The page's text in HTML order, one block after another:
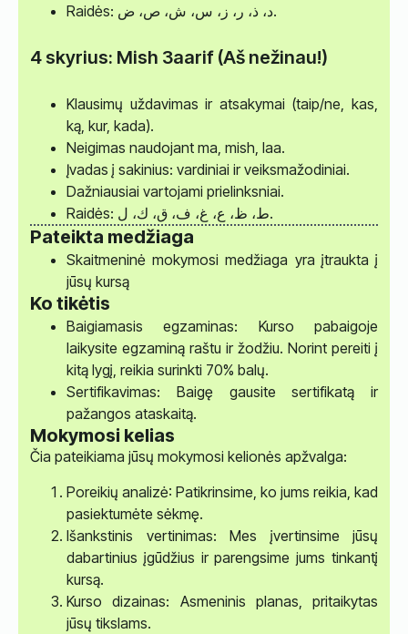
Raidės: د، ذ، ر، ز، س، ش، ص، ض.
4 skyrius: Mish 3aarif (Aš nežinau!)
Klausimų uždavimas ir atsakymai (taip/ne, kas,
ką, kur, kada).
Neigimas naudojant ma, mish, laa.
Įvadas į sakinius: vardiniai ir veiksmažodiniai.
Dažniausiai vartojami prielinksniai.
Raidės: ط، ظ، ع، غ، ف، ق، ك، ل.
Pateikta medžiaga
Skaitmeninė mokymosi medžiaga yra įtraukta į
jūsų kursą
Ko tikėtis
Baigiamasis egzaminas: Kurso pabaigoje
laikysite egzaminą raštu ir žodžiu. Norint pereiti į
kitą lygį, reikia surinkti 70% balų.
Sertifikavimas: Baigę gausite sertifikatą ir
pažangos ataskaitą.
Mokymosi kelias
Čia pateikiama jūsų mokymosi kelionės apžvalga:
Poreikių analizė: Patikrinsime, ko jums reikia, kad
pasiektumėte sėkmę.
Išankstinis vertinimas: Mes įvertinsime jūsų
dabartinius įgūdžius ir parengsime jums tinkantį
kursą.
Kurso dizainas: Asmeninis planas, pritaikytas
jūsų tikslams.